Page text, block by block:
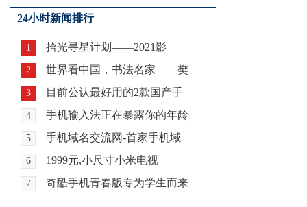
24小时新闻排行
1 拾光寻星计划——2021影
2 世界看中国，书法名家——樊
3 目前公认最好用的2款国产手
4 手机输入法正在暴露你的年龄
5 手机域名交流网-首家手机域
6 1999元,小尺寸小米电视
7 奇酷手机青春版专为学生而来